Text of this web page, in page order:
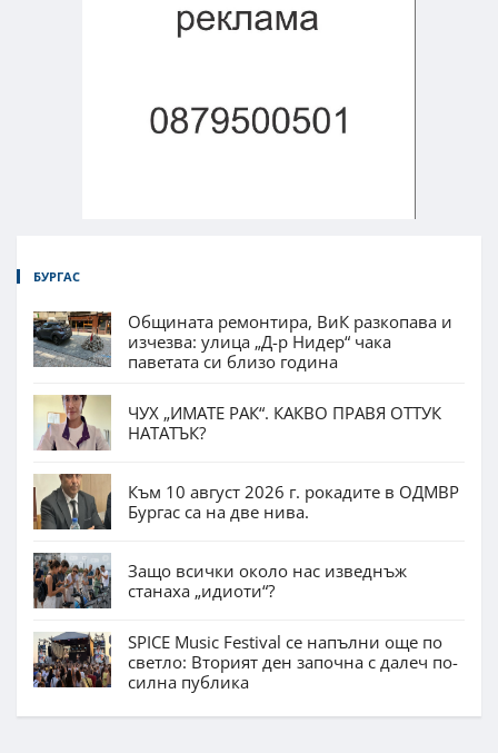
БУРГАС
Общината ремонтира, ВиК разкопава и
изчезва: улица „Д-р Нидер“ чака
паветата си близо година
ЧУХ „ИМАТЕ РАК“. КАКВО ПРАВЯ ОТТУК
НАТАТЪК?
Към 10 август 2026 г. рокадите в ОДМВР
Бургас са на две нива.
Защо всички около нас изведнъж
станаха „идиоти“?
SPICE Music Festival се напълни още по
светло: Вторият ден започна с далеч по-
силна публика